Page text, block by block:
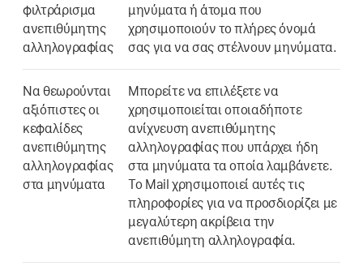
φιλτράρισμα
ανεπιθύμητης
αλληλογραφίας
μηνύματα ή άτομα που
χρησιμοποιούν το πλήρες όνομά
σας για να σας στέλνουν μηνύματα.
Να θεωρούνται
αξιόπιστες οι
κεφαλίδες
ανεπιθύμητης
αλληλογραφίας
στα μηνύματα
Μπορείτε να επιλέξετε να
χρησιμοποιείται οποιαδήποτε
ανίχνευση ανεπιθύμητης
αλληλογραφίας που υπάρχει ήδη
στα μηνύματα τα οποία λαμβάνετε.
Το Mail χρησιμοποιεί αυτές τις
πληροφορίες για να προσδιορίζει με
μεγαλύτερη ακρίβεια την
ανεπιθύμητη αλληλογραφία.